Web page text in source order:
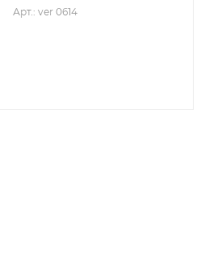
Арт.: ver 0614